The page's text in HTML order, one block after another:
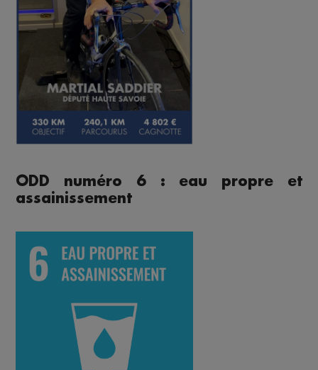
ODD numéro 6 : eau propre et
assainissement